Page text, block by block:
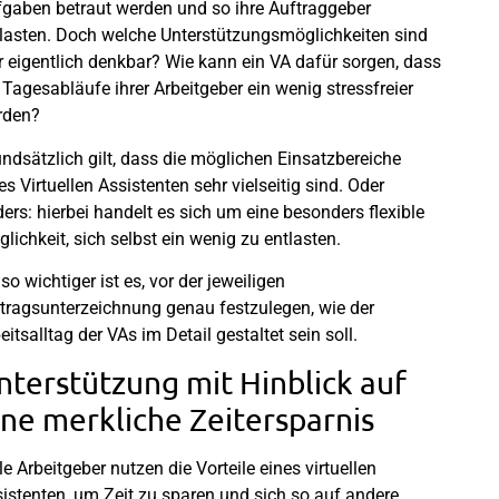
betraut werden und so ihre Auftraggeber
Doch welche Unterstützungsmöglichkeiten sind
eigentlich denkbar? Wie kann ein VA dafür sorgen, dass
ihrer Arbeitgeber ein wenig stressfreier
gilt, dass die möglichen Einsatzbereiche
Virtuellen Assistenten sehr vielseitig sind. Oder
hierbei handelt es sich um eine besonders flexible
sich selbst ein wenig zu entlasten.
wichtiger ist es, vor der jeweiligen
genau festzulegen, wie der
der VAs im Detail gestaltet sein soll.
mit Hinblick auf
merkliche Zeitersparnis
Arbeitgeber nutzen die Vorteile eines virtuellen